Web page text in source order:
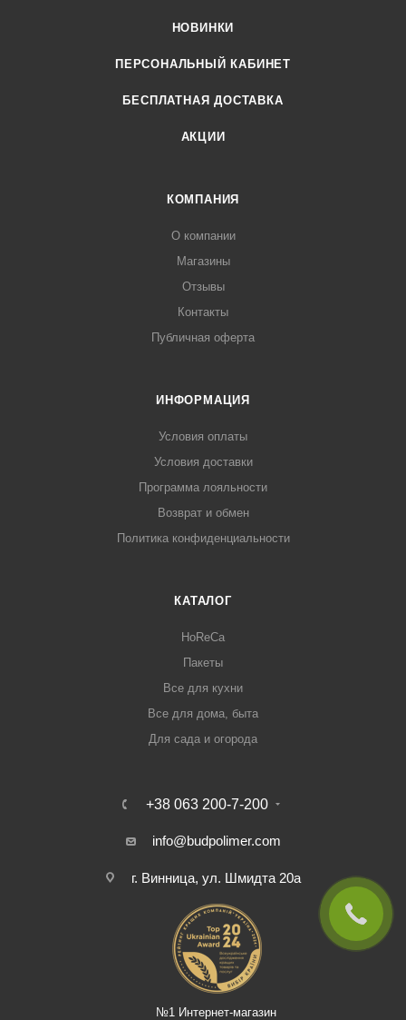
НОВИНКИ
ПЕРСОНАЛЬНЫЙ КАБИНЕТ
БЕСПЛАТНАЯ ДОСТАВКА
АКЦИИ
КОМПАНИЯ
О компании
Магазины
Отзывы
Контакты
Публичная оферта
ИНФОРМАЦИЯ
Условия оплаты
Условия доставки
Программа лояльности
Возврат и обмен
Политика конфиденциальности
КАТАЛОГ
HoReCa
Пакеты
Все для кухни
Все для дома, быта
Для сада и огорода
+38 063 200-7-200
info@budpolimer.com
г. Винница, ул. Шмидта 20а
№1 Интернет-магазин